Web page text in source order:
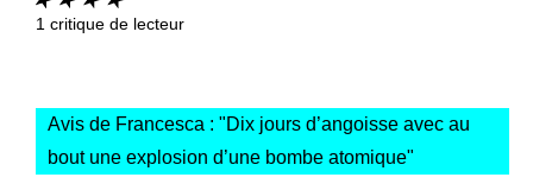
1 critique de lecteur
Avis de Francesca : "Dix jours d’angoisse avec au
bout une explosion d’une bombe atomique"